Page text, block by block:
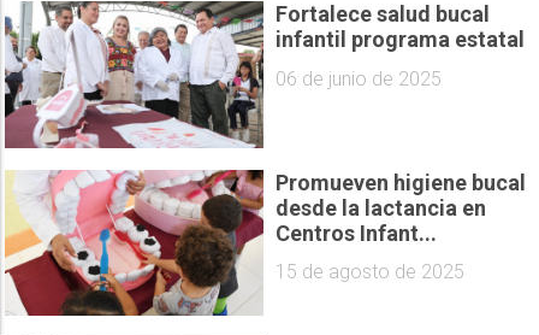
Fortalece salud bucal
infantil programa estatal
06 de junio de 2025
Promueven higiene bucal
desde la lactancia en
Centros Infant...
15 de agosto de 2025